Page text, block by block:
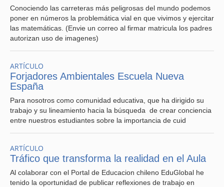
Conociendo las carreteras más peligrosas del mundo podemos
poner en números la problemática vial en que vivimos y ejercitar
las matemáticas. (Envie un correo al firmar matricula los padres
autorizan uso de imagenes)
ARTÍCULO
Forjadores Ambientales Escuela Nueva
España
Para nosotros como comunidad educativa, que ha dirigido su
trabajo y su lineamiento hacia la búsqueda de crear conciencia
entre nuestros estudiantes sobre la importancia de cuid
ARTÍCULO
Tráfico que transforma la realidad en el Aula
Al colaborar con el Portal de Educacion chileno EduGlobal he
tenido la oportunidad de publicar reflexiones de trabajo en